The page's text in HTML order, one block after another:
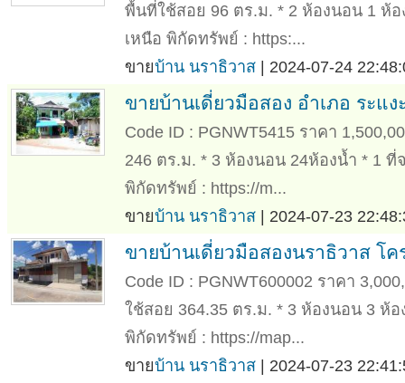
พื้นที่ใช้สอย 96 ตร.ม. * 2 ห้องนอน 1 ห้
เหนือ พิกัดทรัพย์ : https:...
ขายบ้าน นราธิวาส | 2024-07-24
ขายบ้านเดี่ยวมือสอง อำเภอ ระแง
Code ID : PGNWT5415 ราคา
246 ตร.ม. * 3 ห้องนอน 24ห้องน้ำ * 1
พิกัดทรัพย์ : https://m...
ขายบ้าน นราธิวาส | 2024-07-23
ขายบ้านเดี่ยวมือสองนราธิวาส โ
Code ID : PGNWT600002 ราคา
ใช้สอย 364.35 ตร.ม. * 3 ห้องนอน 3 ห้
พิกัดทรัพย์ : https://map...
ขายบ้าน นราธิวาส | 2024-07-23